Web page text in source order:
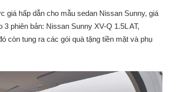
giá hấp dẫn cho mẫu sedan Nissan Sunny, giá
phiên bản: Nissan Sunny XV-Q 1.5L AT,
còn tung ra các gói quà tặng tiền mặt và phụ